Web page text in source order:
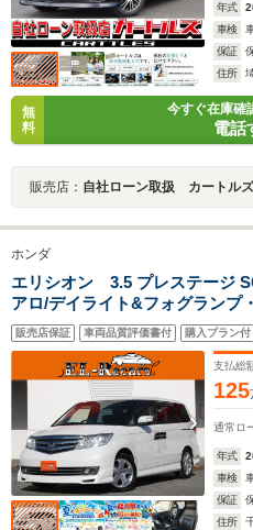
年式
車検
保証
住所
無
料
今すぐ在庫確
電話
販売店： 自社ローン取扱 カートル
ホンダ
エリシオン 3.5 プレステージ
アロ/デイライト&フォグランプ
電動スライドドア・フリップダ
メラ・HDDナビ・地デジ視聴・
ジックサーバー・スマートキー
販売店保証 車両品質評価書付 購入プラン付
支払総
125
通常ロ
年式
車検
保証
住所